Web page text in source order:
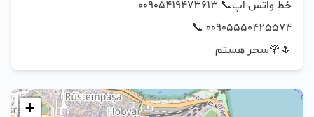
🌷🌹سحر هستم
+